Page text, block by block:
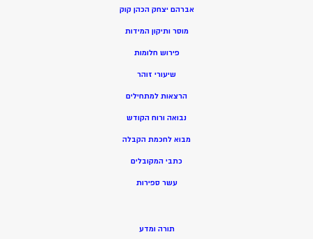
אברהם יצחק הכהן קוק
מוסר ותיקון המידות
פירוש חלומות
שיעורי זוהר
הרצאות למתחילים
נבואה ורוח הקודש
מבוא לחכמת הקבלה
כתבי המקובלים
עשר ספירות
תורה ומדע